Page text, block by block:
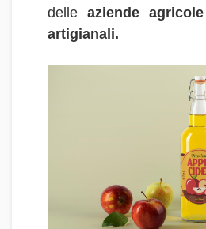
delle aziende agricole
artigianali.